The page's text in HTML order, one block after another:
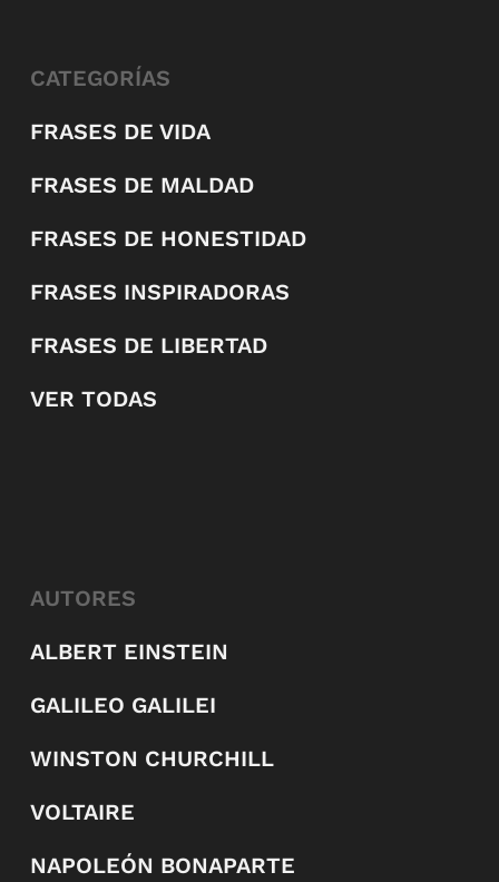
CATEGORÍAS
FRASES DE VIDA
FRASES DE MALDAD
FRASES DE HONESTIDAD
FRASES INSPIRADORAS
FRASES DE LIBERTAD
VER TODAS
AUTORES
ALBERT EINSTEIN
GALILEO GALILEI
WINSTON CHURCHILL
VOLTAIRE
NAPOLEÓN BONAPARTE